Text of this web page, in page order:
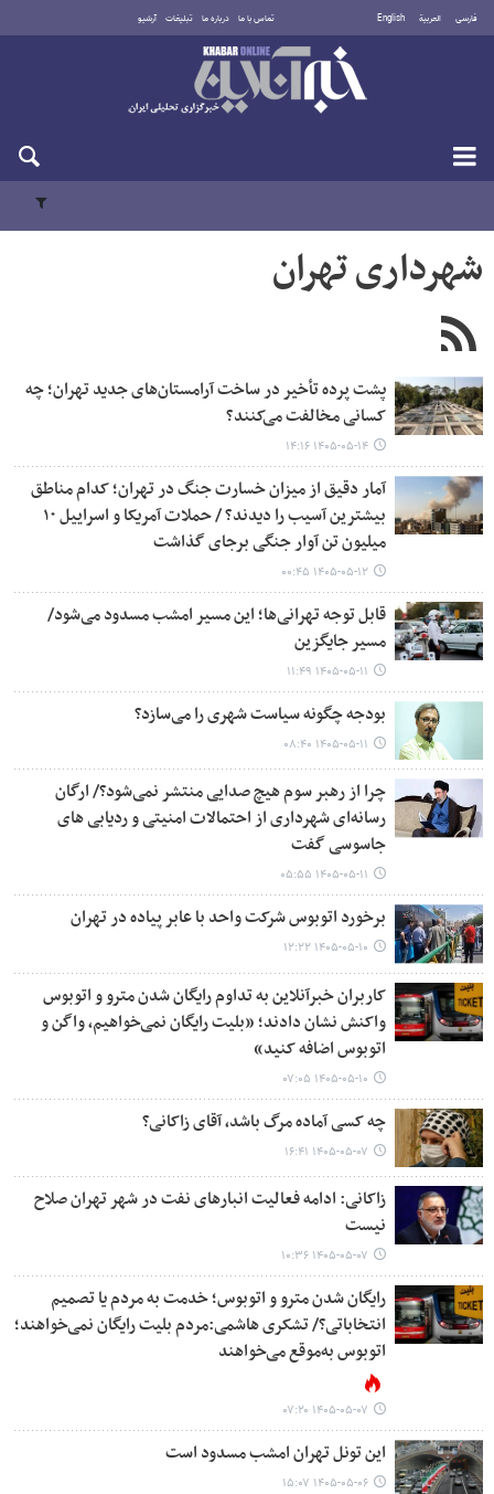
فارسی العربية English تماس با ما درباره ما تبلیغات آرشیو
پنجشنبه ۱۵ مرداد ۱۴۰۵
شهرداری تهران
پشت پرده تأخیر در ساخت آرامستان‌های جدید تهران؛ چه
کسانی مخالفت می‌کنند؟
۱۴۰۵-۰۵-۱۴ ۱۴:۱۶
آمار دقیق از میزان خسارت جنگ در تهران؛ کدام مناطق
بیشترین آسیب را دیدند؟ / حملات آمریکا و اسراییل ۱۰
میلیون تن آوار جنگی برجای گذاشت
۱۴۰۵-۰۵-۱۲ ۰۰:۴۵
قابل توجه تهرانی‌ها؛ این مسیر امشب مسدود می‌شود/
مسیر جایگزین
۱۴۰۵-۰۵-۱۱ ۱۱:۴۹
بودجه چگونه سیاست شهری را می‌سازد؟
۱۴۰۵-۰۵-۱۱ ۰۸:۴۰
چرا از رهبر سوم هیچ صدایی منتشر نمی‌شود؟/ ارگان
رسانه‌ای شهرداری از احتمالات امنیتی و ردیابی های
جاسوسی گفت
۱۴۰۵-۰۵-۱۱ ۰۵:۵۵
برخورد اتوبوس شرکت واحد با عابر پیاده در تهران
۱۴۰۵-۰۵-۱۰ ۱۲:۲۲
کاربران خبرآنلاین به تداوم رایگان شدن مترو و اتوبوس
واکنش نشان دادند؛ «بلیت رایگان نمی‌خواهیم، واگن و
اتوبوس اضافه کنید»
۱۴۰۵-۰۵-۱۰ ۰۷:۰۵
چه کسی آماده مرگ باشد، آقای زاکانی؟
۱۴۰۵-۰۵-۰۷ ۱۶:۴۱
زاکانی: ادامه فعالیت انبارهای نفت در شهر تهران صلاح
نیست
۱۴۰۵-۰۵-۰۷ ۱۰:۳۶
رایگان شدن مترو و اتوبوس؛ خدمت به مردم یا تصمیم
انتخاباتی؟/ تشکری هاشمی:مردم بلیت رایگان نمی‌خواهند؛
اتوبوس به‌موقع می‌خواهند
۱۴۰۵-۰۵-۰۷ ۰۷:۲۰
این تونل تهران امشب مسدود است
۱۴۰۵-۰۵-۰۶ ۱۵:۰۷